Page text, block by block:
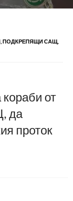
ПОДКРЕПЯЩИ САЩ,
от
да
проток